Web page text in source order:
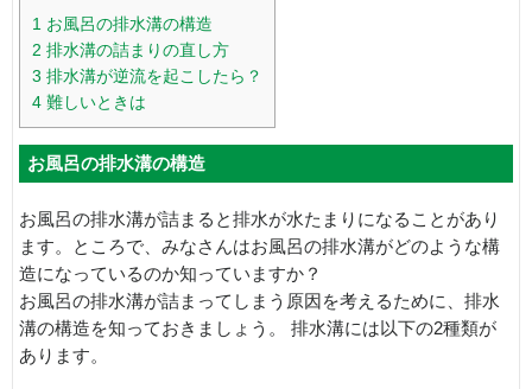
1 お風呂の排水溝の構造
2 排水溝の詰まりの直し方
3 排水溝が逆流を起こしたら？
4 難しいときは
お風呂の排水溝の構造
お風呂の排水溝が詰まると排水が水たまりになることがあり
ます。ところで、みなさんはお風呂の排水溝がどのような構
造になっているのか知っていますか？
お風呂の排水溝が詰まってしまう原因を考えるために、排水
溝の構造を知っておきましょう。 排水溝には以下の2種類が
あります。